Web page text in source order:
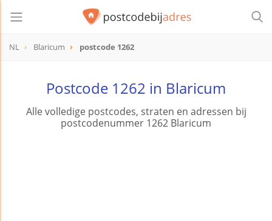
NL Blaricum postcode 1262
Postcode 1262 in Blaricum
Alle volledige postcodes, straten en adressen bij
postcodenummer 1262 Blaricum